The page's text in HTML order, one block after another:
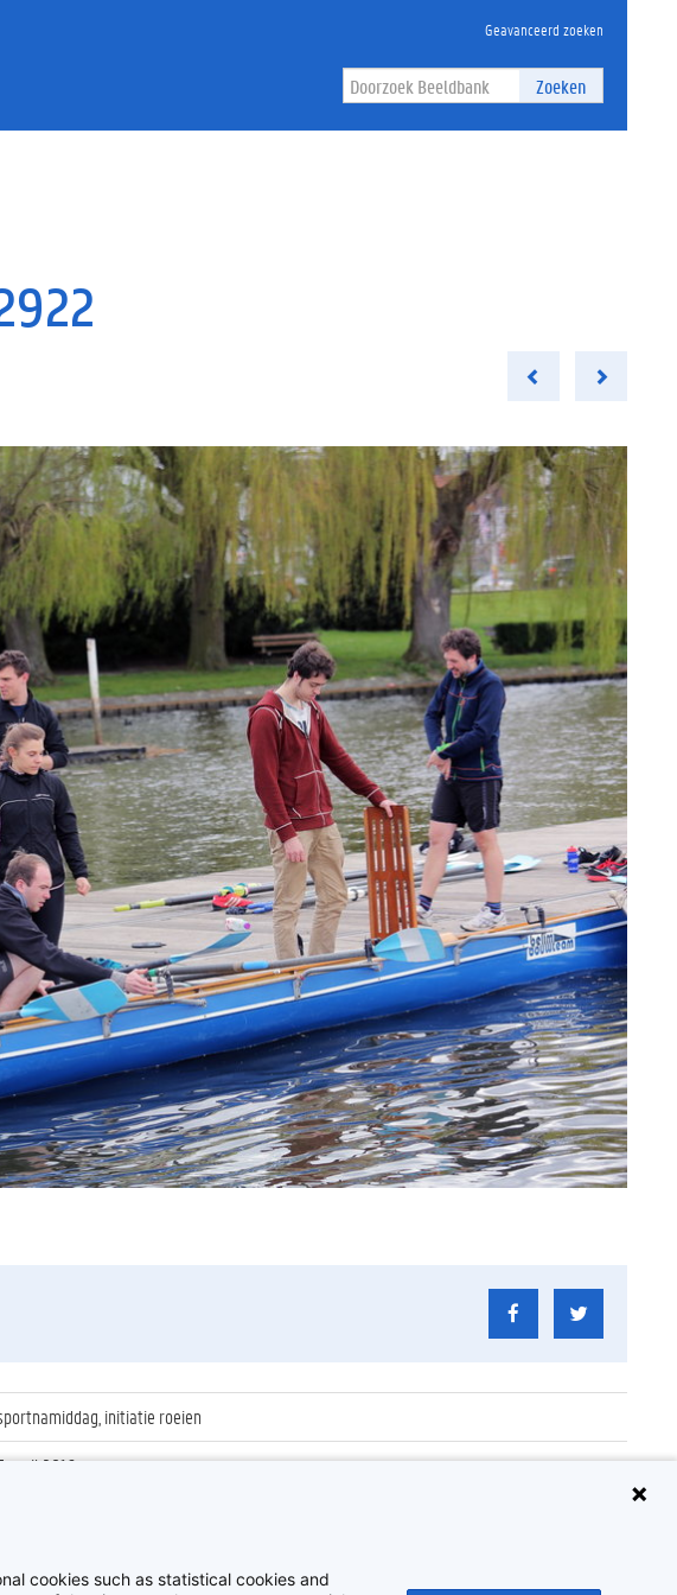
Geavanceerd zoeken
Zoeken
initiatie roeien
april 2016
cookies such as statistical cookies and